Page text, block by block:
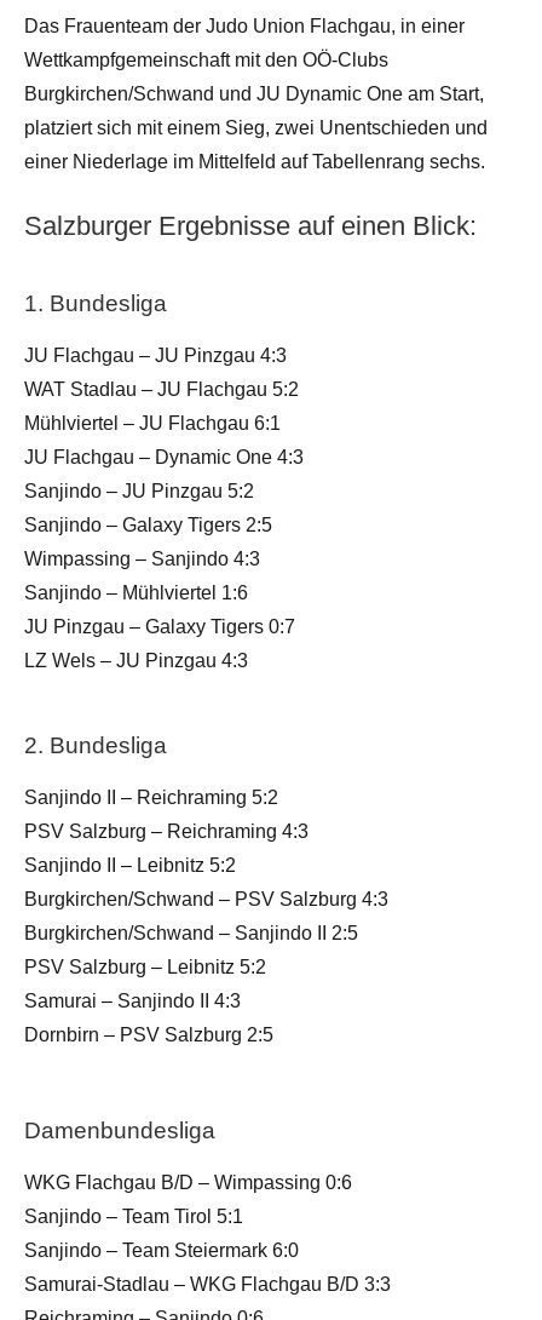
Das Frauenteam der Judo Union Flachgau, in einer
Wettkampfgemeinschaft mit den OÖ-Clubs
Burgkirchen/Schwand und JU Dynamic One am Start,
platziert sich mit einem Sieg, zwei Unentschieden und
einer Niederlage im Mittelfeld auf Tabellenrang sechs.
Salzburger Ergebnisse auf einen Blick:
1. Bundesliga
JU Flachgau – JU Pinzgau 4:3
WAT Stadlau – JU Flachgau 5:2
Mühlviertel – JU Flachgau 6:1
JU Flachgau – Dynamic One 4:3
Sanjindo – JU Pinzgau 5:2
Sanjindo – Galaxy Tigers 2:5
Wimpassing – Sanjindo 4:3
Sanjindo – Mühlviertel 1:6
JU Pinzgau – Galaxy Tigers 0:7
LZ Wels – JU Pinzgau 4:3
2. Bundesliga
Sanjindo II – Reichraming 5:2
PSV Salzburg – Reichraming 4:3
Sanjindo II – Leibnitz 5:2
Burgkirchen/Schwand – PSV Salzburg 4:3
Burgkirchen/Schwand – Sanjindo II 2:5
PSV Salzburg – Leibnitz 5:2
Samurai – Sanjindo II 4:3
Dornbirn – PSV Salzburg 2:5
Damenbundesliga
WKG Flachgau B/D – Wimpassing 0:6
Sanjindo – Team Tirol 5:1
Sanjindo – Team Steiermark 6:0
Samurai-Stadlau – WKG Flachgau B/D 3:3